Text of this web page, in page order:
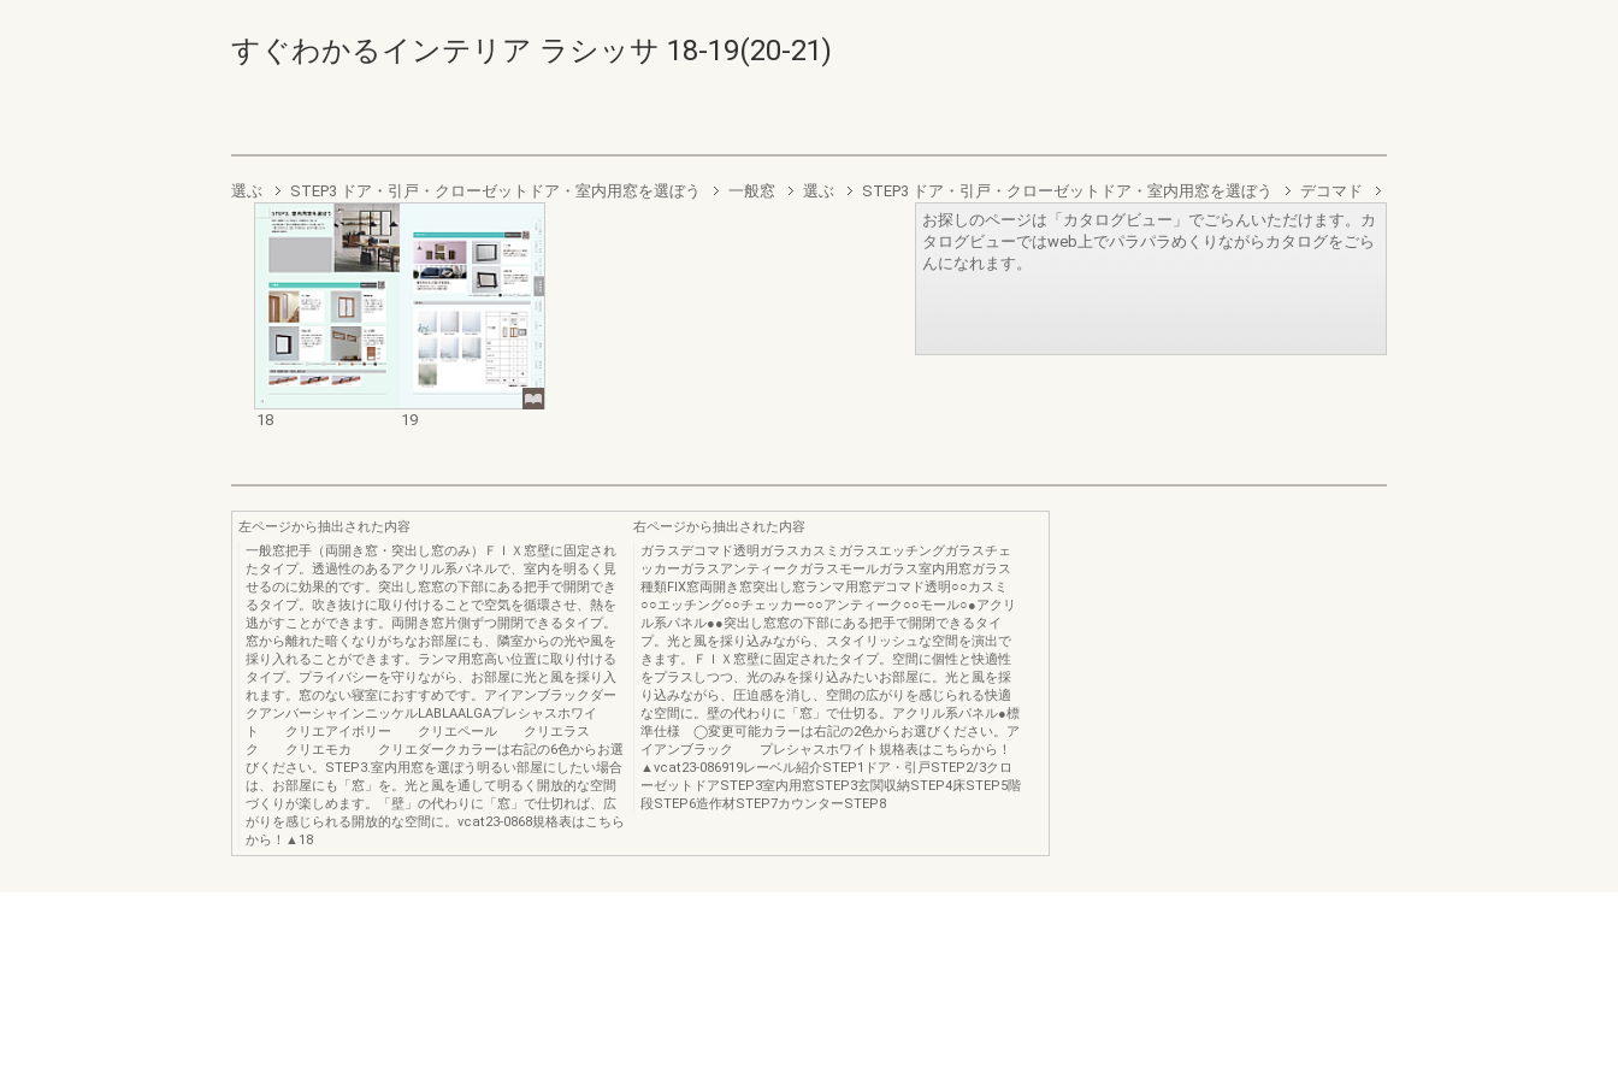
すぐわかるインテリア ラシッサ 18-19(20-21)
選ぶ STEP3 ドア・引戸・クローゼットドア・室内用窓を選ぼう 一般窓 選ぶ STEP3 ドア・引戸・クローゼットドア・室内用窓を選ぼう デコマド
18 19
お探しのページは「カタログビュー」でごらんいただけます。カ
タログビューではweb上でパラパラめくりながらカタログをごら
んになれます。
左ページから抽出された内容
一般窓把手（両開き窓・突出し窓のみ）ＦＩＸ窓壁に固定され
たタイプ。透過性のあるアクリル系パネルで、室内を明るく見
せるのに効果的です。突出し窓窓の下部にある把手で開閉でき
るタイプ。吹き抜けに取り付けることで空気を循環させ、熱を
逃がすことができます。両開き窓片側ずつ開閉できるタイプ。
窓から離れた暗くなりがちなお部屋にも、隣室からの光や風を
採り入れることができます。ランマ用窓高い位置に取り付ける
タイプ。プライバシーを守りながら、お部屋に光と風を採り入
れます。窓のない寝室におすすめです。アイアンブラックダー
クアンバーシャインニッケルLABLAALGAプレシャスホワイ
ト クリエアイボリー クリエペール クリエラス
ク クリエモカ クリエダークカラーは右記の6色からお選
びください。STEP3.室内用窓を選ぼう明るい部屋にしたい場合
は、お部屋にも「窓」を。光と風を通して明るく開放的な空間
づくりが楽しめます。「壁」の代わりに「窓」で仕切れば、広
がりを感じられる開放的な空間に。vcat23-0868規格表はこちら
から！▲18
右ページから抽出された内容
ガラスデコマド透明ガラスカスミガラスエッチングガラスチェ
ッカーガラスアンティークガラスモールガラス室内用窓ガラス
種類FIX窓両開き窓突出し窓ランマ用窓デコマド透明○○カスミ
○○エッチング○○チェッカー○○アンティーク○○モール○●アクリ
ル系パネル●●突出し窓窓の下部にある把手で開閉できるタイ
プ。光と風を採り込みながら、スタイリッシュな空間を演出で
きます。ＦＩＸ窓壁に固定されたタイプ。空間に個性と快適性
をプラスしつつ、光のみを採り込みたいお部屋に。光と風を採
り込みながら、圧迫感を消し、空間の広がりを感じられる快適
な空間に。壁の代わりに「窓」で仕切る。アクリル系パネル●標
準仕様 ◯変更可能カラーは右記の2色からお選びください。ア
イアンブラック プレシャスホワイト規格表はこちらから！
▲vcat23-086919レーベル紹介STEP1ドア・引戸STEP2/3クロ
ーゼットドアSTEP3室内用窓STEP3玄関収納STEP4床STEP5階
段STEP6造作材STEP7カウンターSTEP8